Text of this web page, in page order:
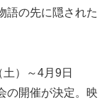
語の先に隠された
）～4月9日
の開催が決定。映